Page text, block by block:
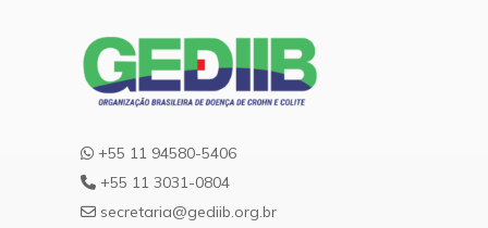
+55 11 94580-5406
+55 11 3031-0804
secretaria@gediib.org.br